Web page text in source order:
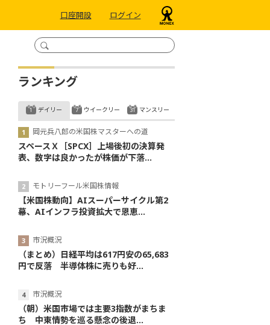
口座開設 ログイン
ランキング
デイリー
岡元兵八郎の米国株マスターへの道
スペースＸ［SPCX］上場後初の決算発
表、数字は良かったが株価が下落...
モトリーフール米国株情報
【米国株動向】AIスーパーサイクル第2
幕、AIインフラ投資拡大で恩恵...
市況概況
（まとめ）日経平均は617円安の65,683
円で反落 半導体株に売りも好...
市況概況
（朝）米国市場では主要3指数がまちま
ち 中東情勢を巡る懸念の後退...
ウイークリー マンスリー